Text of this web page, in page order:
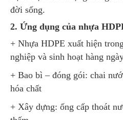
đời sống.
2. Ứng dụng của nhựa
+ Nhựa HDPE xuất hiện
nghiệp và sinh hoạt hàng
+ Bao bì – đóng gói: chai
hóa chất
+ Xây dựng: ống cấp thoát